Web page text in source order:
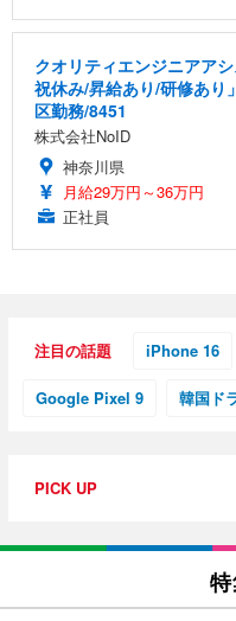
クオリティエンジニアア
祝休み/昇給あり/研修あり
区勤務/8451
株式会社NoID
神奈川県
月給29万円～36万円
正社員
注目の話題 iPhone 16
Google Pixel 9 韓国ド
PICK UP
特